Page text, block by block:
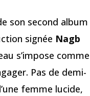
son second album
signée Nagb
s’impose comme
Pas de demi-
femme lucide,